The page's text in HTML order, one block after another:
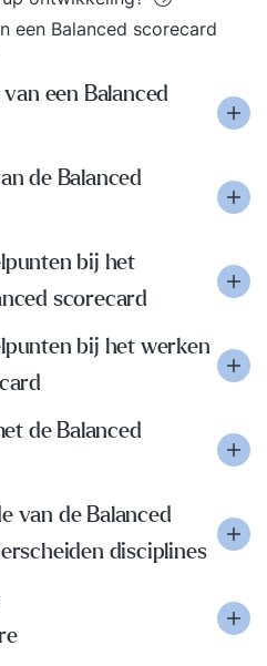
een Balanced scorecard
een Balanced
de Balanced
bij het
scorecard
bij het werken
de Balanced
van de Balanced
disciplines